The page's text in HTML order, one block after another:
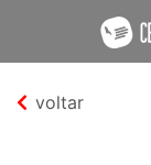
voltar